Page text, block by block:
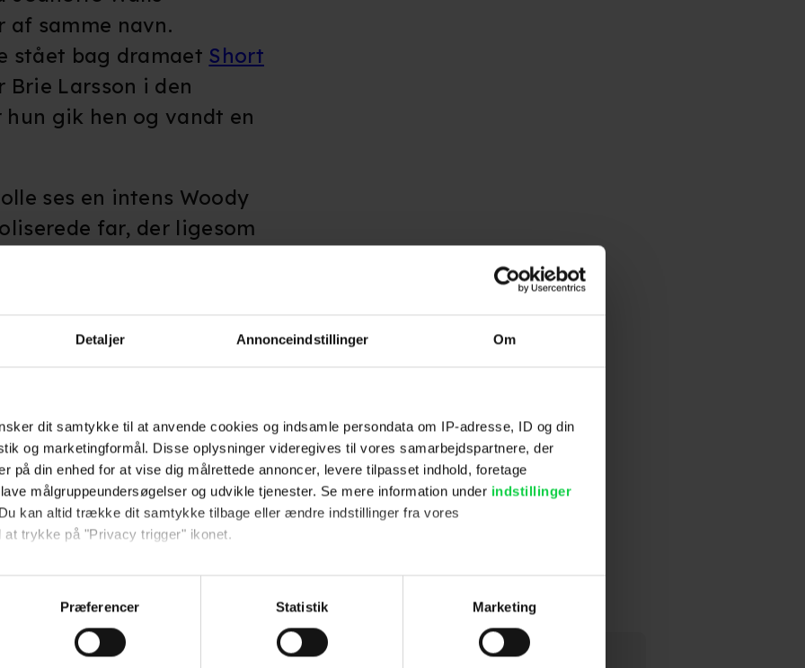
Detaljer Annonceindstillinger Om
dit samtykke til at anvende cookies og indsamle persondata om IP-adresse, ID og din
og marketingformål. Disse oplysninger videregives til vores samarbejdspartnere, der
på din enhed for at vise dig målrettede annoncer, levere tilpasset indhold, foretage
målgruppeundersøgelser og udvikle tjenester. Se mere information under indstillinger
kan altid trække dit samtykke tilbage eller ændre indstillinger fra vores
at trykke på "Privacy trigger" ikonet.
gerne:
om din placering, der kan være nøjagtig inden for få meter
Præferencer Statistik Marketing
koncentrationen går
BT
af samme navn.
stået bag dramaet Short
Brie Larsson i den
gik hen og vandt en
ses en intens Woody
far, der ligesom
i sidste års hit,
idealer tage
med en noget mere
kino.dk)